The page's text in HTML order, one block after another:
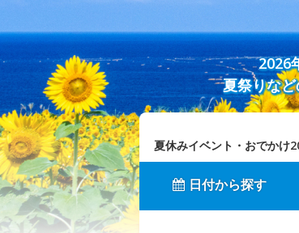
2026
夏祭りな
夏休みイベント・おでかけ
日付から探す